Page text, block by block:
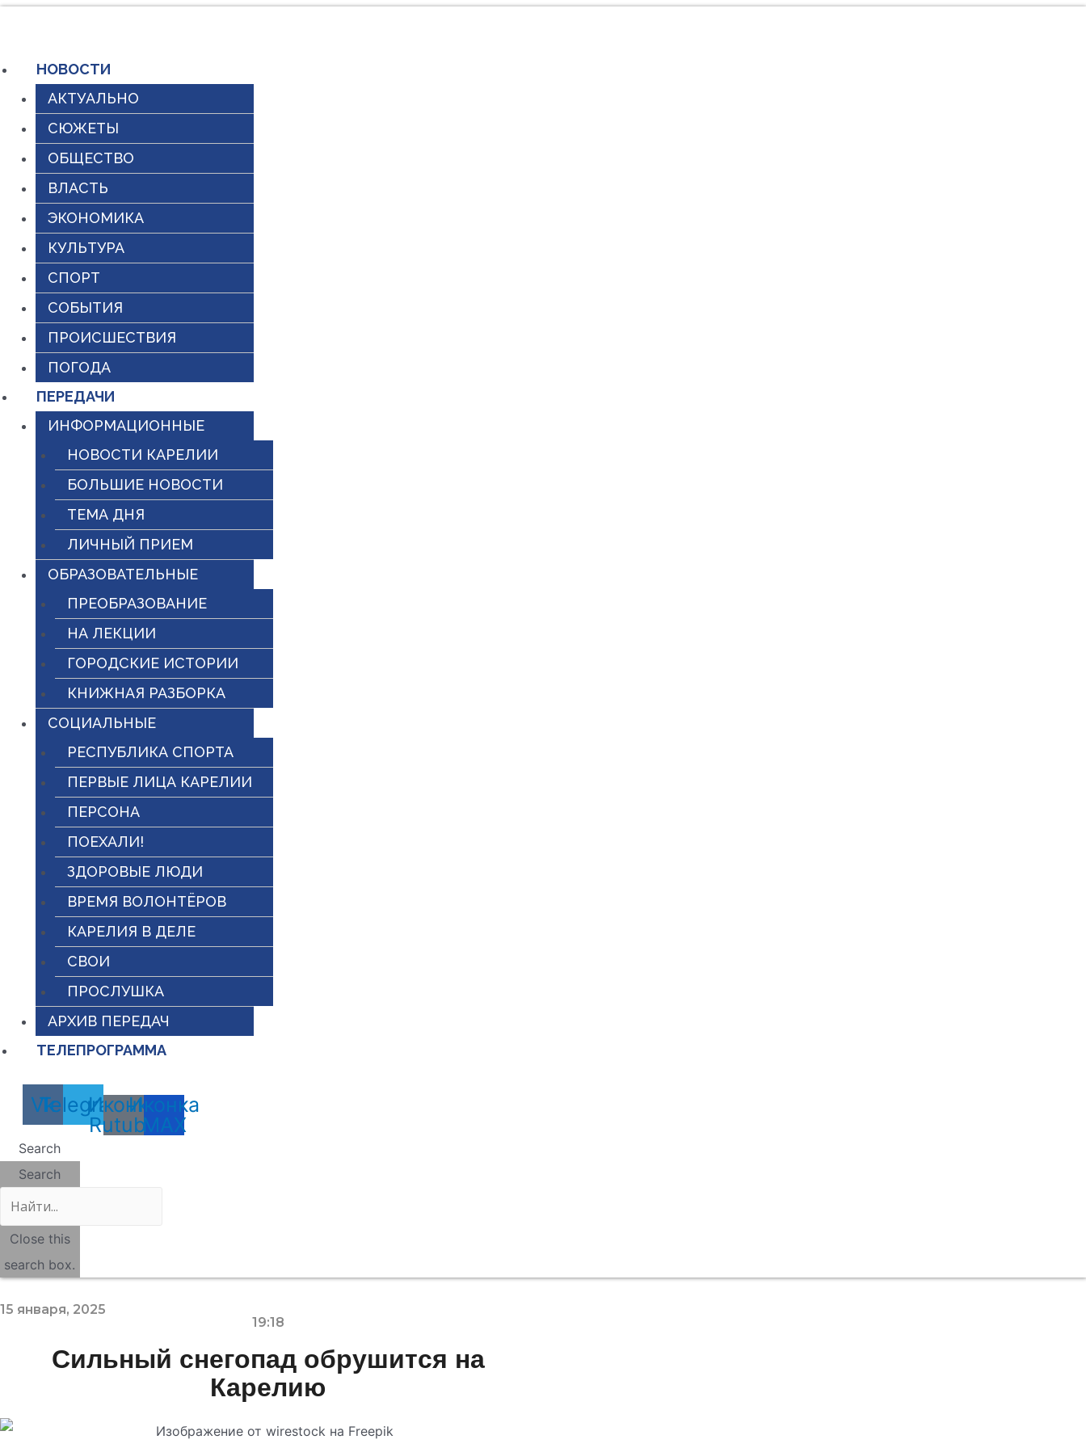
содержимому
НОВОСТИ
АКТУАЛЬНО
СЮЖЕТЫ
ОБЩЕСТВО
ВЛАСТЬ
ЭКОНОМИКА
КУЛЬТУРА
СПОРТ
СОБЫТИЯ
ПРОИСШЕСТВИЯ
ПОГОДА
ПЕРЕДАЧИ
ИНФОРМАЦИОННЫЕ
НОВОСТИ КАРЕЛИИ
БОЛЬШИЕ НОВОСТИ
ТЕМА ДНЯ
ЛИЧНЫЙ ПРИЕМ
ОБРАЗОВАТЕЛЬНЫЕ
ПРЕОБРАЗОВАНИЕ
НА ЛЕКЦИИ
ГОРОДСКИЕ ИСТОРИИ
КНИЖНАЯ РАЗБОРКА
СОЦИАЛЬНЫЕ
РЕСПУБЛИКА СПОРТА
ПЕРВЫЕ ЛИЦА КАРЕЛИИ
ПЕРСОНА
ПОЕХАЛИ!
ЗДОРОВЫЕ ЛЮДИ
ВРЕМЯ ВОЛОНТЁРОВ
КАРЕЛИЯ В ДЕЛЕ
СВОИ
ПРОСЛУШКА
АРХИВ ПЕРЕДАЧ
ТЕЛЕПРОГРАММА
Vk
Telegram
Иконка
Rutube
Иконка
MAX
Search
Search
Close this
search box.
15 января, 2025
19:18
Сильный снегопад обрушится на
Карелию